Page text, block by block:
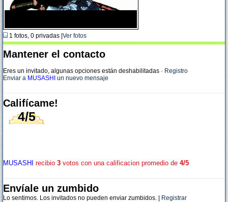
1 fotos, 0 privadas | Ver fotos
Mantener el contacto
Eres un invitado, algunas opciones están deshabilitadas · Registro
Enviar a MUSASHI un nuevo mensaje
Califícame!
4/5
MUSASHI recibio 3 votos con una calificacion promedio de 4/5
Envíale un zumbido
Lo sentimos. Los invitados no pueden enviar zumbidos. | Registrar